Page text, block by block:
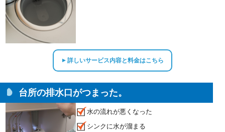
▲詳しいサービス内容と料金はこちら
台所の排水口がつまった。
水の流れが悪くなった
シンクに水が溜まる